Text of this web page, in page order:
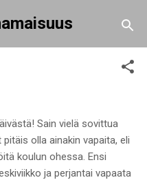
Sain vielä sovittua
olla ainakin vapaita, eli
koulun ohessa. Ensi
ja perjantai vapaata